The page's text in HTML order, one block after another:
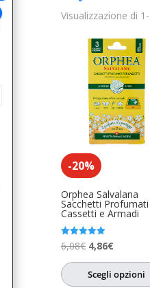
Categorie
Trovaprezzi
Cura
Cura della
Libri e
Moda
Musica
SALDI
(0)
Product
Visualizzazione di
-20%
Orphea Salvalana
Sacchetti
Cassetti e Armadi
Valutato
5.00
6,08€ Il
prezzo
originale
4,86€Il
prezzo
attuale
Scegli opzioni